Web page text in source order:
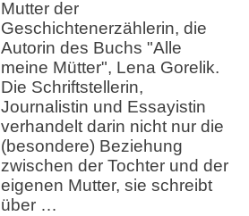
Mutter der
Geschichtenerzählerin, die
Autorin des Buchs "Alle
meine Mütter", Lena Gorelik.
Die Schriftstellerin,
Journalistin und Essayistin
verhandelt darin nicht nur die
(besondere) Beziehung
zwischen der Tochter und der
eigenen Mutter, sie schreibt
über …